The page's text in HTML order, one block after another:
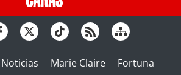
Noticias Marie Claire
Fortuna